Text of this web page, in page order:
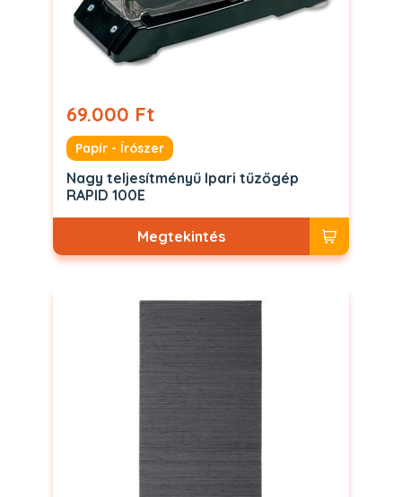
69.000 Ft
Papír - Írószer
Nagy teljesítményű Ipari tűzőgép
RAPID 100E
Megtekintés